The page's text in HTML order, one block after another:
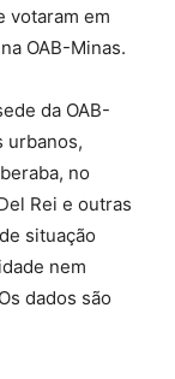
votaram em
OAB-Minas.
da OAB-
urbanos,
no
Rei e outras
situação
nem
dados são